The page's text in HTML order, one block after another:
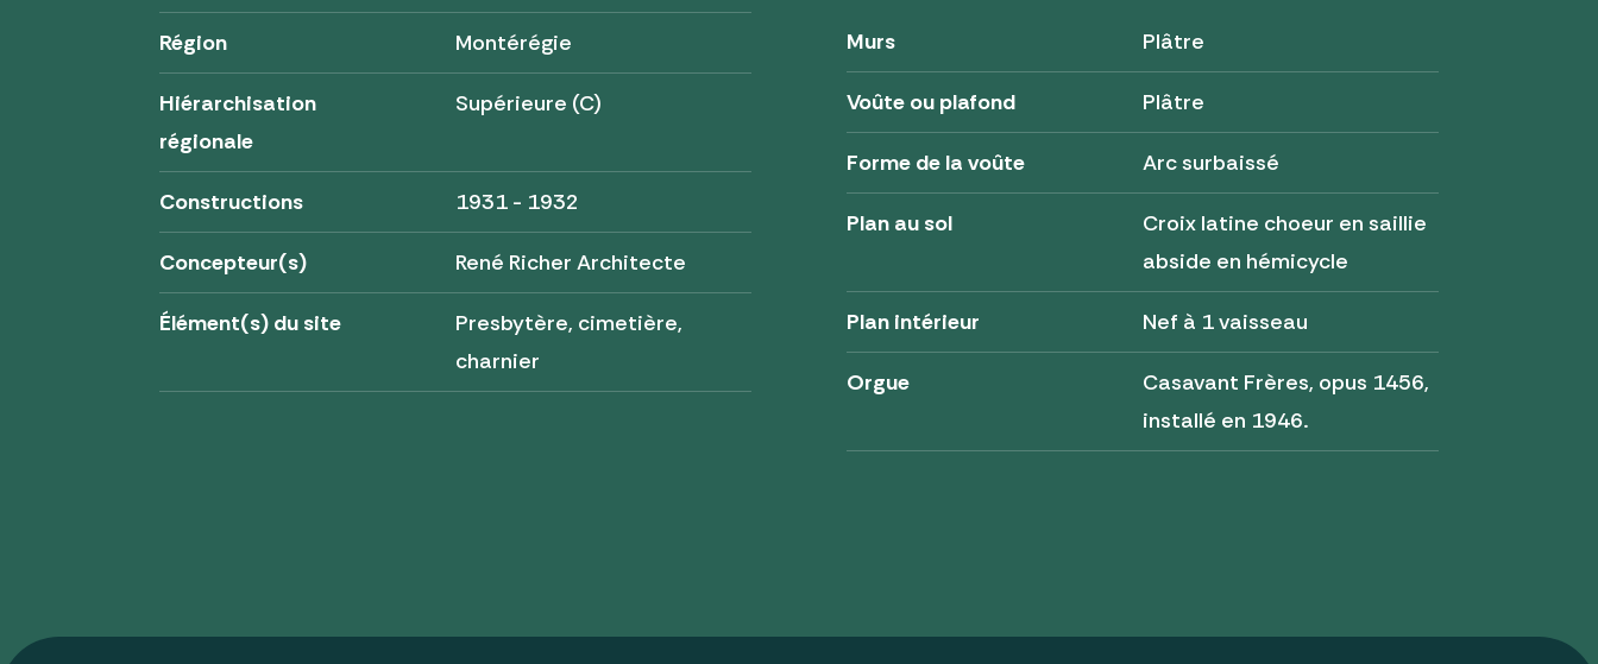
Région Montérégie
Hiérarchisation
régionale
Supérieure (C)
Constructions 1931 - 1932
Concepteur(s) René Richer Architecte
Élément(s) du site
Presbytère, cimetière,
charnier
Murs Plâtre
Voûte ou plafond Plâtre
Forme de la voûte Arc surbaissé
Plan au sol
Croix latine choeur en saillie
abside en hémicycle
Plan intérieur Nef à 1 vaisseau
Orgue
Casavant Frères, opus 1456,
installé en 1946.